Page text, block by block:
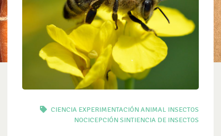
CIENCIA EXPERIMENTACIÓN ANIMAL INSECTOS
NOCICEPCIÓN SINTIENCIA DE INSECTOS